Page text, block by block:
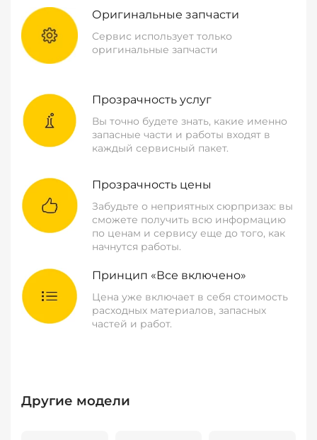
Оригинальные запчасти
Сервис использует только
оригинальные запчасти
Прозрачность услуг
Вы точно будете знать, какие именно
запасные части и работы входят в
каждый сервисный пакет.
Прозрачность цены
Забудьте о неприятных сюрпризах: вы
сможете получить всю информацию
по ценам и сервису еще до того, как
начнутся работы.
Принцип «Все включено»
Цена уже включает в себя стоимость
расходных материалов, запасных
частей и работ.
Другие модели